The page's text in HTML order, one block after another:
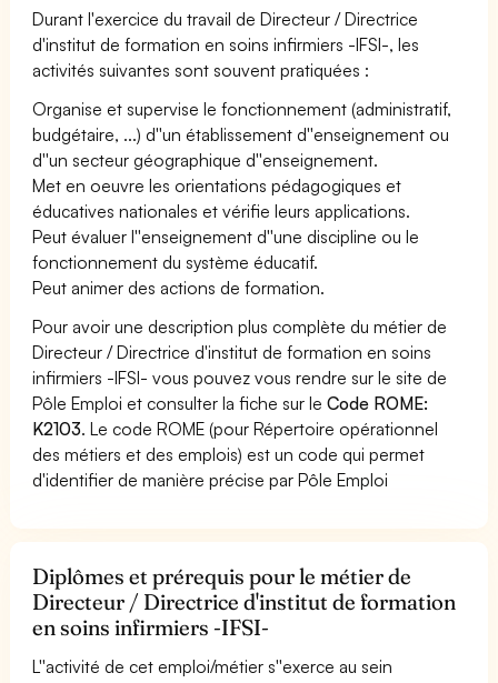
Durant l'exercice du travail de Directeur / Directrice
d'institut de formation en soins infirmiers -IFSI-, les
activités suivantes sont souvent pratiquées :
Organise et supervise le fonctionnement (administratif,
budgétaire, ...) d''un établissement d''enseignement ou
d''un secteur géographique d''enseignement.
Met en oeuvre les orientations pédagogiques et
éducatives nationales et vérifie leurs applications.
Peut évaluer l''enseignement d''une discipline ou le
fonctionnement du système éducatif.
Peut animer des actions de formation.
Pour avoir une description plus complète du métier de
Directeur / Directrice d'institut de formation en soins
infirmiers -IFSI- vous pouvez vous rendre sur le site de
Pôle Emploi et consulter la fiche sur leCode ROME:
K2103. Le code ROME (pour Répertoire opérationnel
des métiers et des emplois) est un code qui permet
d'identifier de manière précise par Pôle Emploi
Diplômes et prérequis pour le métier de
Directeur / Directrice d'institut de formation
en soins infirmiers -IFSI-
L''activité de cet emploi/métier s''exerce au sein